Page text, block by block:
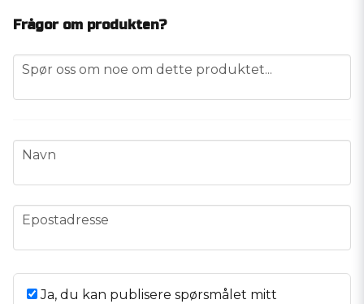
Frågor om produkten?
question
Spør oss om noe om dette produktet...
name
Navn
email
Epostadresse
Ja, du kan publisere spørsmålet mitt